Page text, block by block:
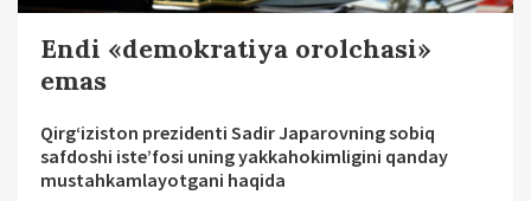
Endi «demokratiya orolchasi»
emas
Qirg‘iziston prezidenti Sadir Japarovning sobiq
safdoshi iste’fosi uning yakkahokimligini qanday
mustahkamlayotgani haqida